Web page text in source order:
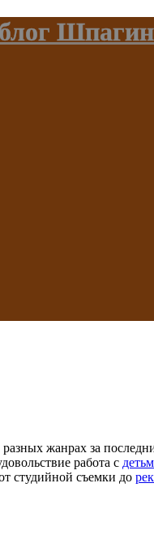
жанрах за
работа с
студийной съемки до